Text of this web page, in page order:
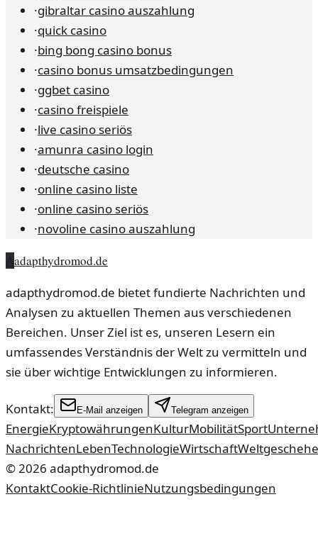
·gibraltar casino auszahlung
·quick casino
·bing bong casino bonus
·casino bonus umsatzbedingungen
·ggbet casino
·casino freispiele
·live casino seriös
·amunra casino login
·deutsche casino
·online casino liste
·online casino seriös
·novoline casino auszahlung
Aadapthydromod.de
adapthydromod.de bietet fundierte Nachrichten und
Analysen zu aktuellen Themen aus verschiedenen
Bereichen. Unser Ziel ist es, unseren Lesern ein
umfassendes Verständnis der Welt zu vermitteln und
sie über wichtige Entwicklungen zu informieren.
Kontakt: E-Mail anzeigen Telegram anzeigen
EnergieKryptowährungenKulturMobilitätSport
NachrichtenLebenTechnologieWirtschaft
©2026 adapthydromod.de
KontaktCookie-RichtlinieNutzungsbedingungen